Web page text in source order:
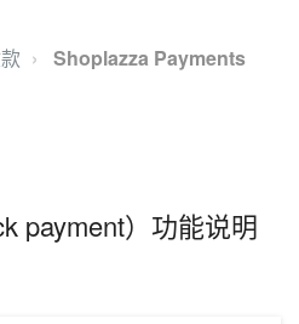
Shoplazza Payments
payment）功能说明